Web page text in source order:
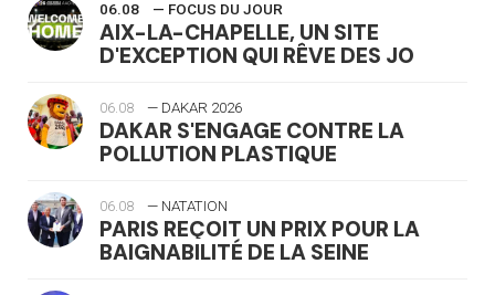
06.08 — FOCUS DU JOUR
AIX-LA-CHAPELLE, UN SITE
D'EXCEPTION QUI RÊVE DES JO
06.08 — DAKAR 2026
DAKAR S'ENGAGE CONTRE LA
POLLUTION PLASTIQUE
06.08 — NATATION
PARIS REÇOIT UN PRIX POUR LA
BAIGNABILITÉ DE LA SEINE